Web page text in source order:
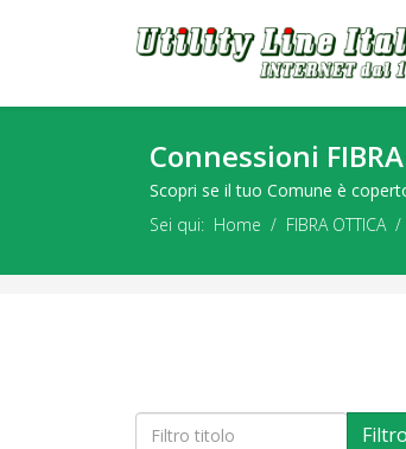
Connessioni
Scopri se il tuo Comune è
Sei qui: Home FIBRA OTTICA
Filtro titolo Filtro